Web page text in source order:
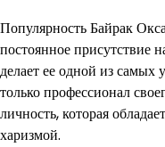
Популярность Байрак
постоянное присутствие
делает ее одной из самых
только профессионал
личность, которая
харизмой.